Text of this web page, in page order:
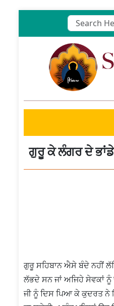
content
ਗੁਰੂ ਕੇ ਲੰਗਰ ਦੇ
ਗੁਰੂ ਸਹਿਬਾਨ ਐਸੇ ਬੰਦੇ ਨਹੀਂ
ਲੱਭਦੇ ਸਨ ਜਾਂ ਅਜਿਹੇ ਸੇਵਕਾਂ
ਜੀ ਨੂੰ ਦਿਸ ਪਿਆ ਕੇ ਕੁਦਰਤ ਨੇ